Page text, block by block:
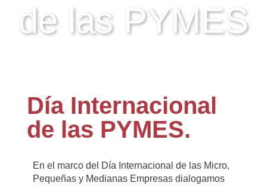
de las PYMES
Día Internacional
de las PYMES.
En el marco del Día Internacional de las Micro,
Pequeñas y Medianas Empresas dialogamos